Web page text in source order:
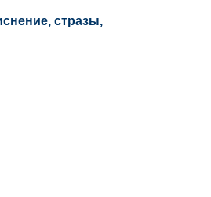
стразы,